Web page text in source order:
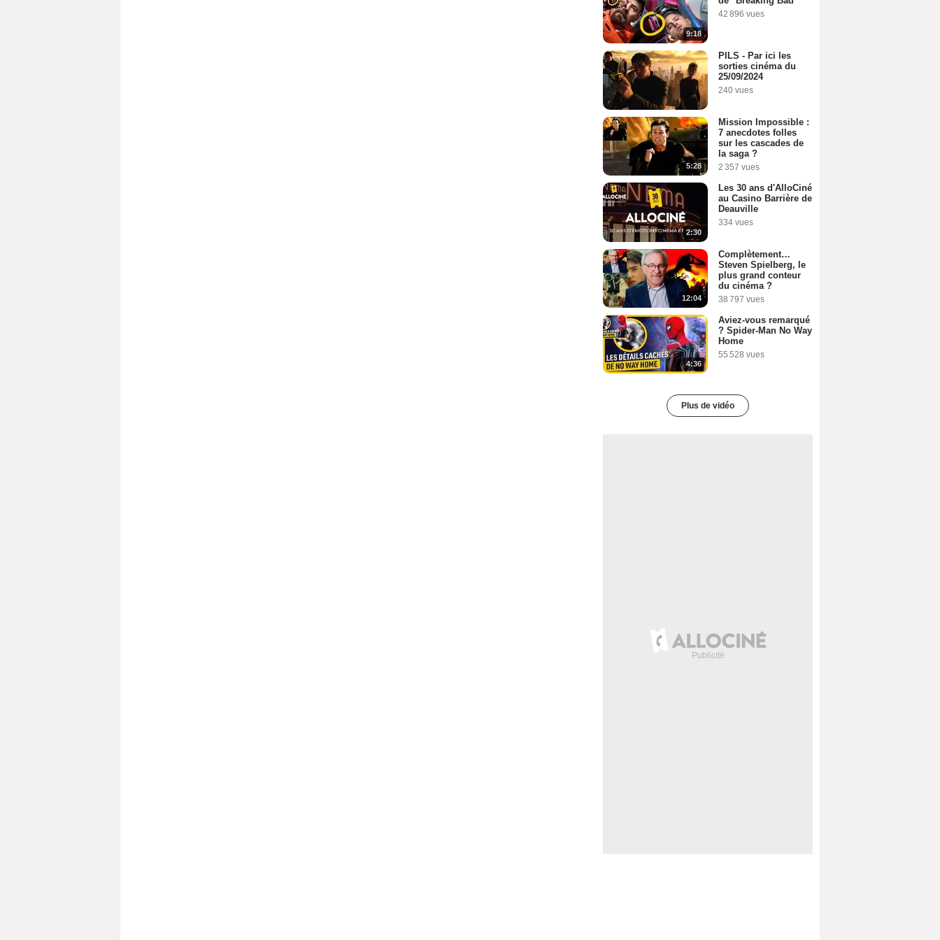
9:18
42 896 vues
PILS - Par ici les
sorties cinéma du
25/09/2024
240 vues
5:28
Mission Impossible :
7 anecdotes folles
sur les cascades de
la saga ?
2 357 vues
2:30
Les 30 ans d'AlloCiné
au Casino Barrière de
Deauville
334 vues
12:04
Complètement…
Steven Spielberg, le
plus grand conteur
du cinéma ?
38 797 vues
4:36
Aviez-vous remarqué
? Spider-Man No Way
Home
55 528 vues
Plus de vidéo